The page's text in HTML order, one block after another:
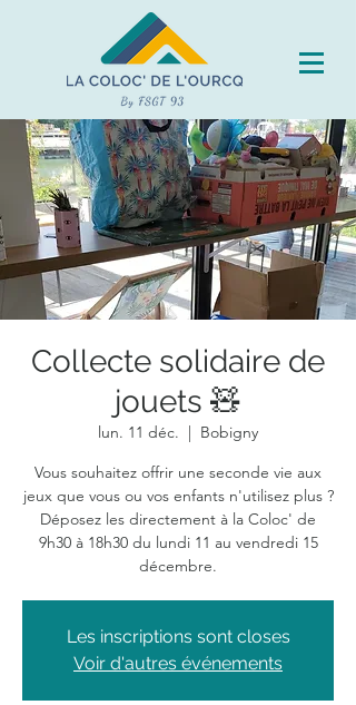
Collecte solidaire de
jouets 🧸
lun. 11 déc.
  |
Bobigny
Vous souhaitez offrir une seconde vie aux
jeux que vous ou vos enfants n'utilisez plus ?
Déposez les directement à la Coloc' de
9h30 à 18h30 du lundi 11 au vendredi 15
décembre.
Les inscriptions sont closes
Voir d'autres événements